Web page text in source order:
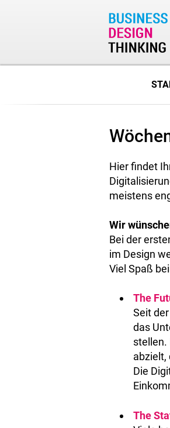
Hier findet
meistens
Wir
Bei der
im Design
Viel Spaß
The
Seit
das
stellen.
abzielt,
Die
The